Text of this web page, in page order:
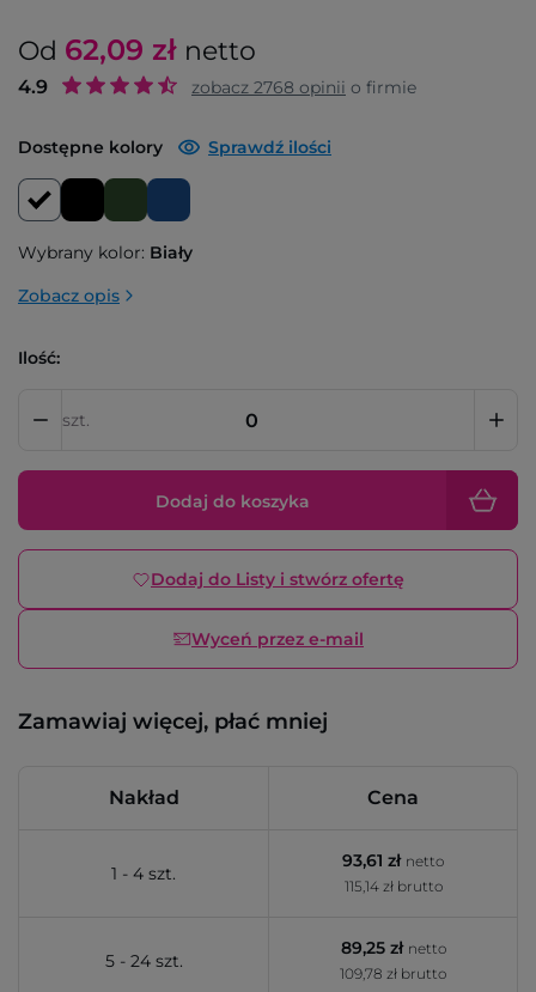
Od 62,09 zł netto
4.9 zobacz 2768 opinii o firmie
Dostępne kolory Sprawdź ilości
Wybrany kolor: Biały
Zobacz opis
Ilość:
szt.
Dodaj do koszyka
Dodaj do Listy i stwórz ofertę
Wyceń przez e-mail
Zamawiaj więcej, płać mniej
Nakład Cena
1 - 4 szt.
93,61 zł netto
115,14 zł brutto
5 - 24 szt.
89,25 zł netto
109,78 zł brutto